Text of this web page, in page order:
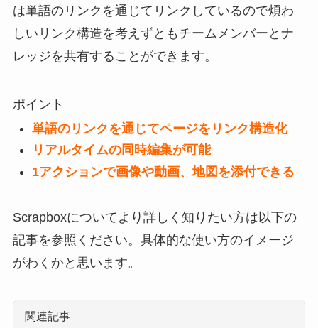
は単語のリンクを通じてリンクしているので煩わ
しいリンク構造を考えずともチームメンバーとナ
レッジを共有することができます。
ポイント
単語のリンクを通じてページをリンク構造化
リアルタイムの同時編集が可能
1アクションで画像や動画、地図を添付できる
Scrapboxについてより詳しく知りたい方は以下の
記事を参照ください。具体的な使い方のイメージ
がわくかと思います。
関連記事